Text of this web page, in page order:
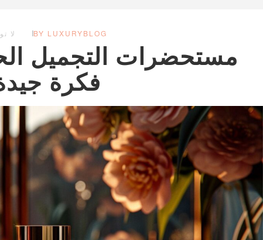
BY LUXURYBLOG لا
مستحضرات التجميل
فكرة